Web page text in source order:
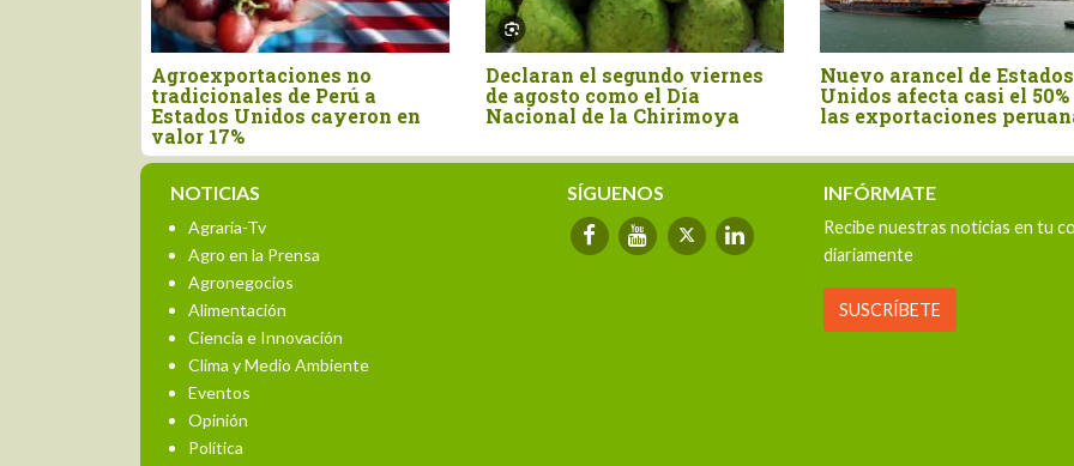
de Estados
casi el 50% de
peruanas
Perú importó canela entera
por US$ 15.4 millones en el
primer semestre del año
La castaña amazónica, el
fruto que demuestra que el
bosque en pie también
Exportaciones
palta crecieron
valor en el
NOTICIAS
Agraria-Tv
Agro en la Prensa
Agronegocios
Alimentación
Ciencia e Innovación
Clima y Medio Ambiente
Eventos
Opinión
Política
SÍGUENOS INFÓRMATE
Recibe nuestras noticias en tu
diariamente
SUSCRÍBETE